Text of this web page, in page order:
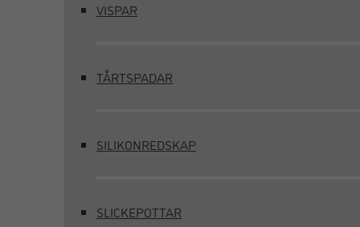
VISPAR
TÅRTSPADAR
SILIKONREDSKAP
SLICKEPOTTAR